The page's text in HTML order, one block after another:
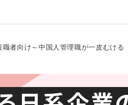
向け～中国人管理職が一皮むける